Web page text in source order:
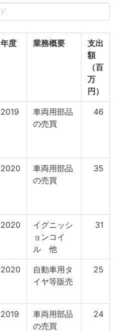
年度 業務概要
支出
額
（百
万
円）
2019
車両用部品
の売買
46
2020
車両用部品
の売買
35
2020
イグニッシ
ョンコイ
ル 他
31
2020
自動車用タ
イヤ等販売
25
2019
車両用部品
の売買
24